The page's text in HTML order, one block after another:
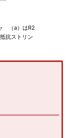
（a）はR2
抗ストリン